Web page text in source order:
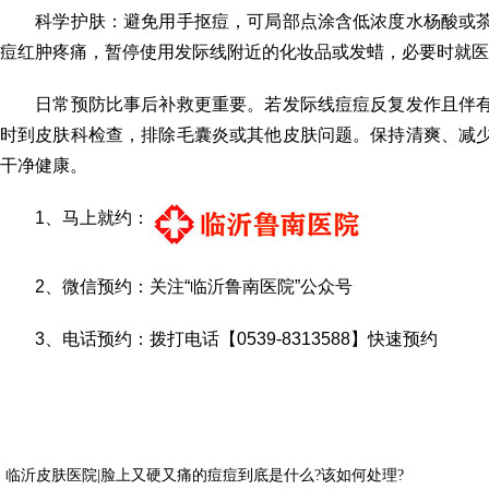
科学护肤：避免用手抠痘，可局部点涂含低浓度水杨酸或
痘红肿疼痛，暂停使用发际线附近的化妆品或发蜡，必要时就
日常预防比事后补救更重要。若发际线痘痘反复发作且伴
时到皮肤科检查，排除毛囊炎或其他皮肤问题。保持清爽、减
干净健康。
1、马上就约：
2、微信预约：关注“临沂鲁南医院”公众号
3、电话预约：拨打电话【0539-8313588】快速预约
临沂皮肤医院|脸上又硬又痛的痘痘到底是什么?该如何处理?